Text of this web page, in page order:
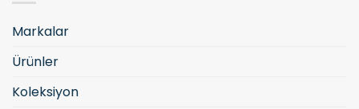
Markalar
Ürünler
Koleksiyon